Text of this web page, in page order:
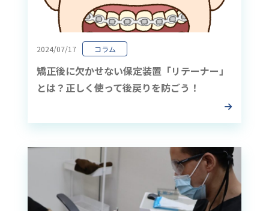
2024/07/17 コラム
矯正後に欠かせない保定装置「リテーナー」
とは？正しく使って後戻りを防ごう！